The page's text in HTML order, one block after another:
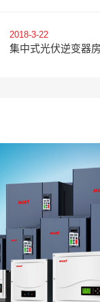
2018-3-22
集中式光伏逆变器